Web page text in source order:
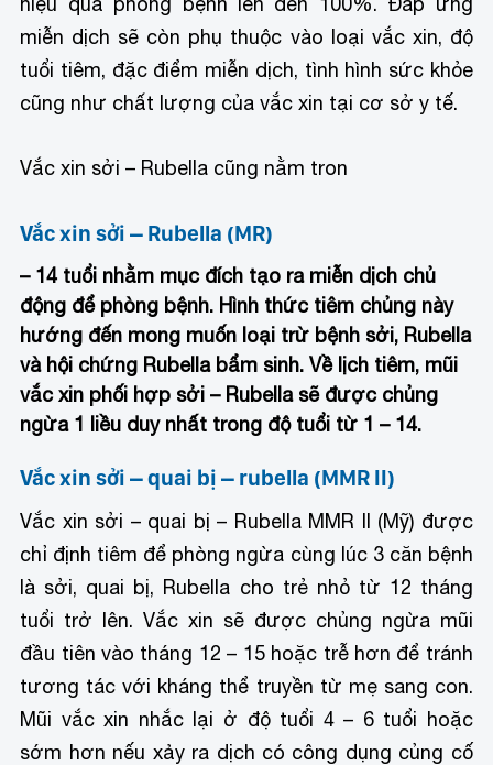
miễn dịch sẽ còn phụ thuộc vào loại vắc xin, độ
tuổi tiêm, đặc điểm miễn dịch, tình hình sức khỏe
cũng như chất lượng của vắc xin tại cơ sở y tế.
Vắc xin sởi – Rubella cũng nằm tron
Vắc xin sởi – Rubella (MR)
– 14 tuổi nhằm mục đích tạo ra miễn dịch chủ
động để phòng bệnh. Hình thức tiêm chủng này
hướng đến mong muốn loại trừ bệnh sởi, Rubella
và hội chứng Rubella bẩm sinh. Về lịch tiêm, mũi
vắc xin phối hợp sởi – Rubella sẽ được chủng
ngừa 1 liều duy nhất trong độ tuổi từ 1 – 14.
Vắc xin sởi – quai bị – rubella (MMR II)
Vắc xin sởi – quai bị – Rubella MMR II (Mỹ) được
chỉ định tiêm để phòng ngừa cùng lúc 3 căn bệnh
là sởi, quai bị, Rubella cho trẻ nhỏ từ 12 tháng
tuổi trở lên. Vắc xin sẽ được chủng ngừa mũi
đầu tiên vào tháng 12 – 15 hoặc trễ hơn để tránh
tương tác với kháng thể truyền từ mẹ sang con.
Mũi vắc xin nhắc lại ở độ tuổi 4 – 6 tuổi hoặc
sớm hơn nếu xảy ra dịch có công dụng củng cố